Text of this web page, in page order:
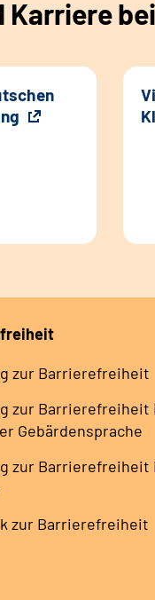
zur Barrierefreiheit
zur Barrierefreiheit
Gebärdensprache
zur
zur Barrierefreiheit